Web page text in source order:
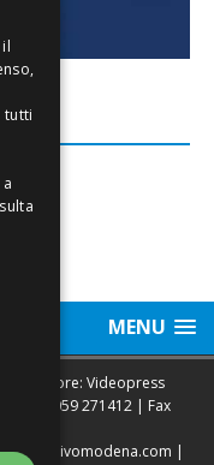
MENU
Editore: Videopress
| Tel.
059 271412 | Fax
|